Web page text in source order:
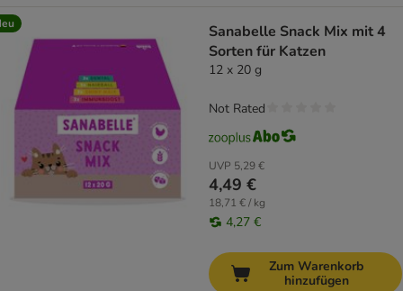
Sanabelle Snack Mix mit 4
Sorten für Katzen
12 x 20 g
UVP 5,29 €
4,49 €
18,71 € / kg
4,27 €
Not Rated
Zum Warenkorb
hinzufügen